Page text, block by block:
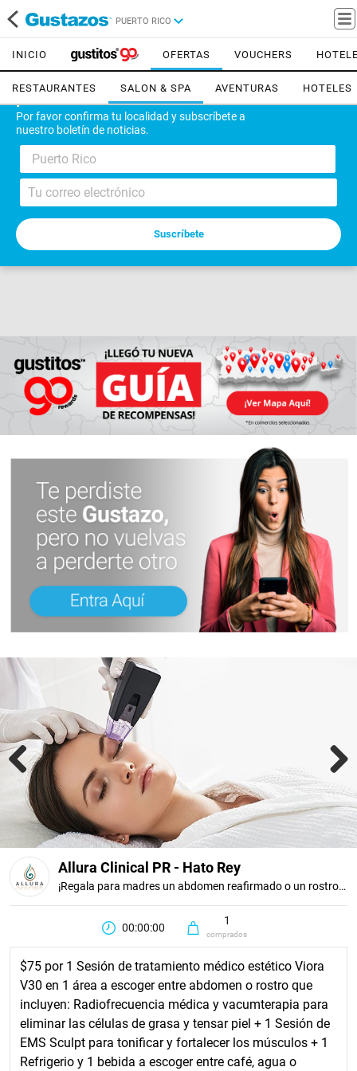
PUERTO RICO
Por favor confirma tu localidad y subscríbete a
nuestro boletín de noticias.
Puerto Rico
INICIO OFERTAS VOUCHERS
RESTAURANTES SALON & SPA AVENTURAS HOTELES
Previous Next
Allura Clinical PR - Hato Rey
¡Regala para madres un abdomen reafirmado o un rostro rejuvenecido!
00:00:00
1
comprados
$75 por 1 Sesión de tratamiento médico estético Viora
V30 en 1 área a escoger entre abdomen o rostro que
incluyen: Radiofrecuencia médica y vacumterapia para
eliminar las células de grasa y tensar piel + 1 Sesión de
EMS Sculpt para tonificar y fortalecer los músculos + 1
Refrigerio y 1 bebida a escoger entre café, agua o